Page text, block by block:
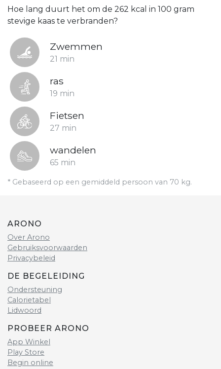
Hoe lang duurt het om de 262 kcal in 100 gram
stevige kaas te verbranden?
Zwemmen
21 min
ras
19 min
Fietsen
27 min
wandelen
65 min
* Gebaseerd op een gemiddeld persoon van 70 kg.
ARONO
Over Arono
Gebruiksvoorwaarden
Privacybeleid
DE BEGELEIDING
Ondersteuning
Calorietabel
Lidwoord
PROBEER ARONO
App Winkel
Play Store
Begin online